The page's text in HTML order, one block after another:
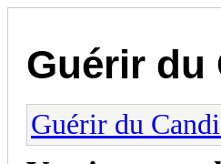
Guérir du
Guérir du